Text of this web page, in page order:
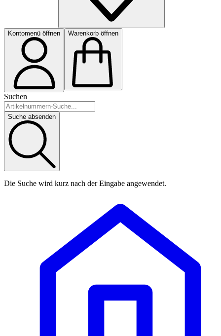
Kontomenü öffnen Warenkorb öffnen
Suchen
Suche absenden
Die Suche wird kurz nach der Eingabe angewendet.